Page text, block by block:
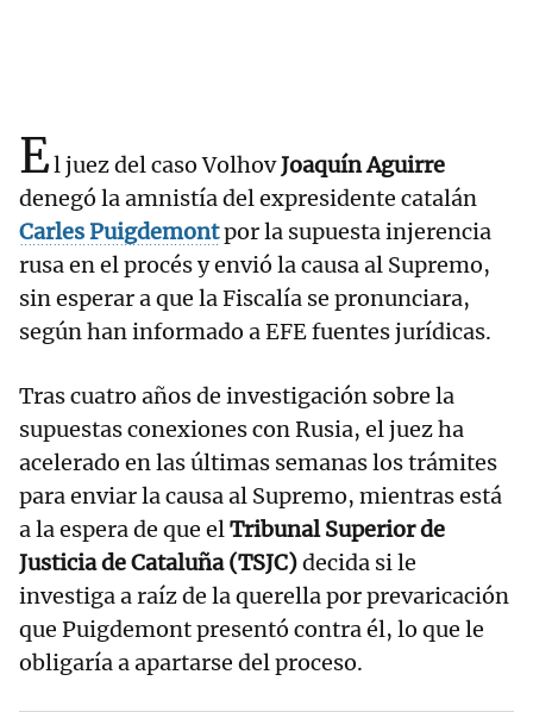
El juez del caso VolhovJoaquín Aguirre
denegó la amnistía del expresidente catalán
Carles Puigdemontpor la supuesta injerencia
rusa en el procés y envió la causa al Supremo,
sin esperar a que la Fiscalía se pronunciara,
según han informado a EFE fuentes jurídicas.
Tras cuatro años de investigación sobre la
supuestas conexiones con Rusia, el juez ha
acelerado en las últimas semanas los trámites
para enviar la causa al Supremo, mientras está
a la espera de que elTribunal Superior de
Justicia de Cataluña (TSJC)decida si le
investiga a raíz de la querella por prevaricación
que Puigdemont presentó contra él, lo que le
obligaría a apartarse del proceso.